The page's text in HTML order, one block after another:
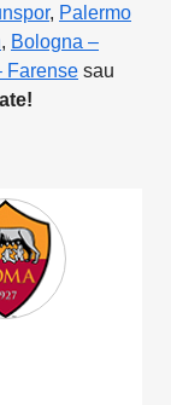
, Palermo
, Bologna –
Farense sau